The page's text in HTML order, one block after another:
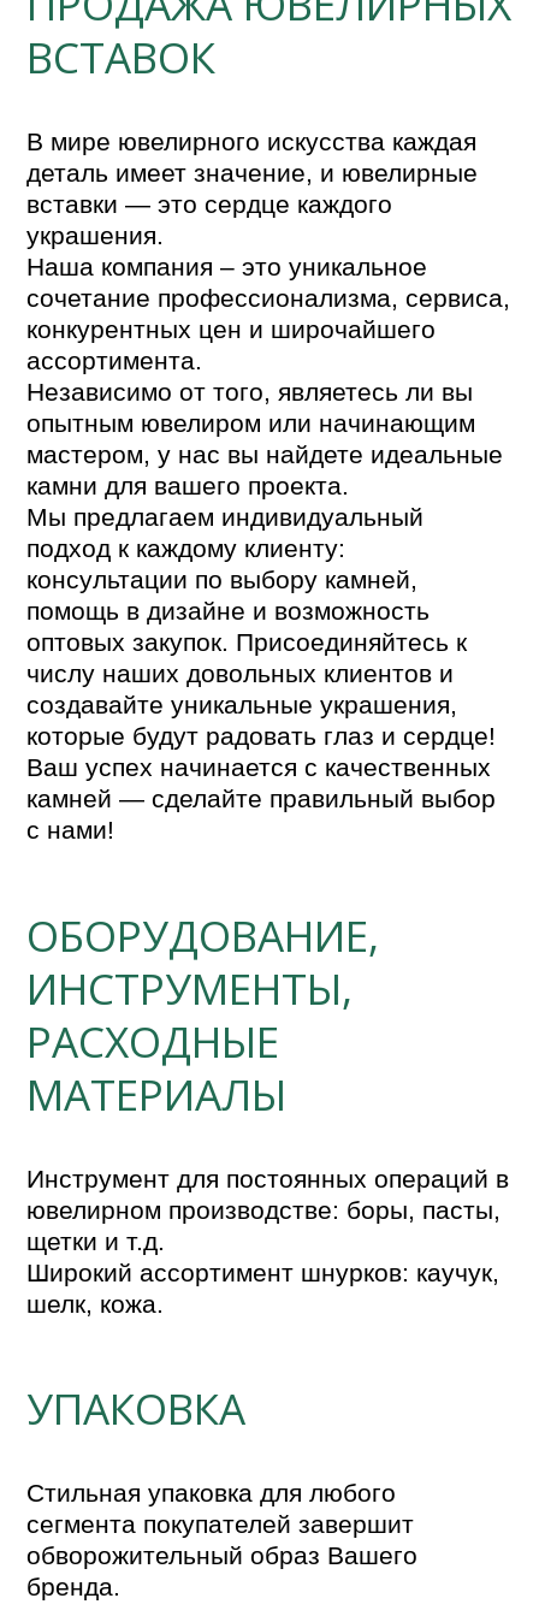
ВСТАВОК
В мире ювелирного искусства каждая
деталь имеет значение, и ювелирные
вставки — это сердце каждого
украшения.
Наша компания – это уникальное
сочетание профессионализма, сервиса,
конкурентных цен и широчайшего
ассортимента.
Независимо от того, являетесь ли вы
опытным ювелиром или начинающим
мастером, у нас вы найдете идеальные
камни для вашего проекта.
Мы предлагаем индивидуальный
подход к каждому клиенту:
консультации по выбору камней,
помощь в дизайне и возможность
оптовых закупок. Присоединяйтесь к
числу наших довольных клиентов и
создавайте уникальные украшения,
которые будут радовать глаз и сердце!
Ваш успех начинается с качественных
камней — сделайте правильный выбор
ОБОРУДОВАНИЕ,
ИНСТРУМЕНТЫ,
РАСХОДНЫЕ
МАТЕРИАЛЫ
Инструмент для постоянных операций в
ювелирном производстве: боры, пасты,
щетки и т.д.
Широкий ассортимент шнурков: каучук,
шелк, кожа.
УПАКОВКА
Стильная упаковка для любого
сегмента покупателей завершит
обворожительный образ Вашего
бренда.